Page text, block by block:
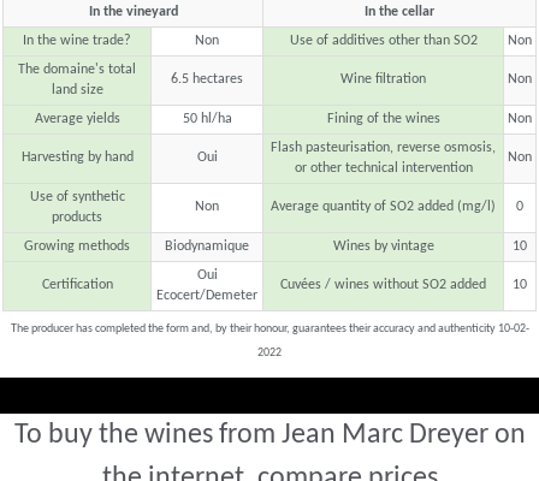
In the vineyard
In the cellar
In the wine trade?
Non Use of additives other than SO2
Non
The domaine's total
land size
6.5 hectares Wine filtration Non
Average yields 50 hl/ha Fining of the wines Non
Harvesting by hand Oui
Flash pasteurisation, reverse osmosis,
or other technical intervention
Non
Use of synthetic
products
Non Average quantity of SO2 added (mg/l) 0
Growing methods Biodynamique Wines by vintage 10
Certification
Oui
Ecocert/Demeter
Cuvées / wines without SO2 added 10
The producer has completed the form and, by their honour, guarantees their accuracy and authenticity 10-02-
2022
To buy the wines from Jean Marc Dreyer on